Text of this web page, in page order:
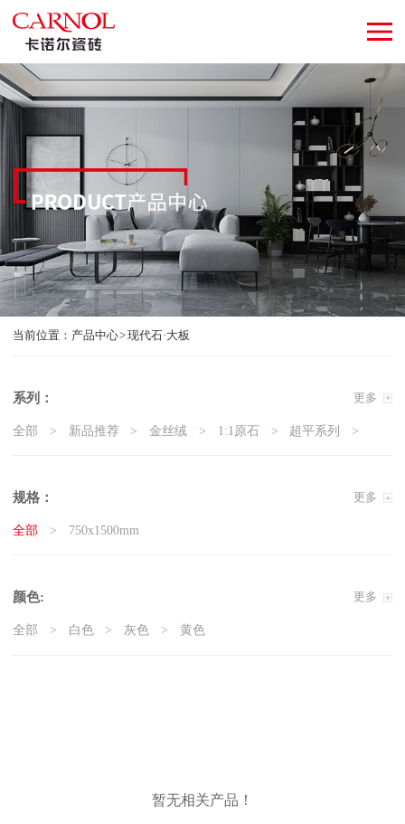
当前位置： 产品中心 现代石·大板
系列： 更多
全部 新品推荐 金丝绒 1:1原石 超平系列
精工大理石
3D微雕 臻白超平
规格： 更多
全部 750x1500mm
颜色: 更多
全部 白色 灰色 黄色
暂无相关产品！